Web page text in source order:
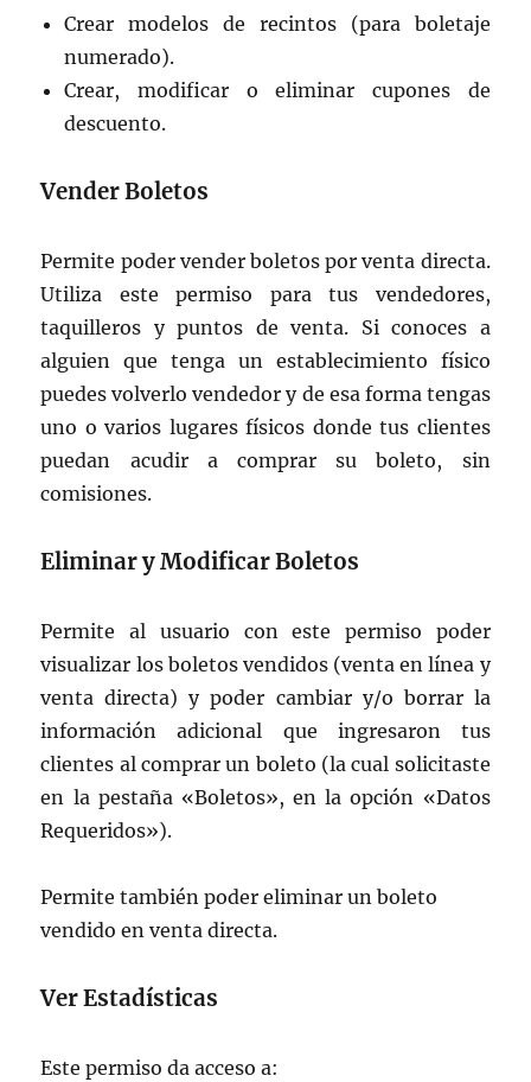
Crear modelos de recintos (para boletaje
numerado).
Crear, modificar o eliminar cupones de
descuento.
Vender Boletos
Permite poder vender boletos por venta directa.
Utiliza este permiso para tus vendedores,
taquilleros y puntos de venta. Si conoces a
alguien que tenga un establecimiento físico
puedes volverlo vendedor y de esa forma tengas
uno o varios lugares físicos donde tus clientes
puedan acudir a comprar su boleto, sin
comisiones.
Eliminar y Modificar Boletos
Permite al usuario con este permiso poder
visualizar los boletos vendidos (venta en línea y
venta directa) y poder cambiar y/o borrar la
información adicional que ingresaron tus
clientes al comprar un boleto (la cual solicitaste
en la pestaña «Boletos», en la opción «Datos
Requeridos»).
Permite también poder eliminar un boleto
vendido en venta directa.
Ver Estadísticas
Este permiso da acceso a: